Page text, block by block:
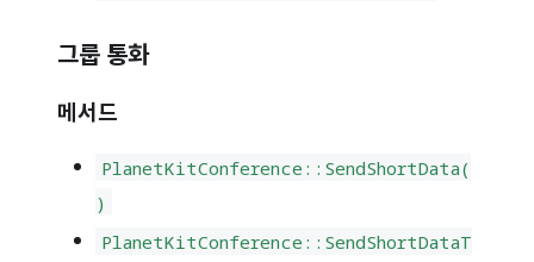
그룹 통화
메서드
PlanetKitConference :: SendShortData(
)
PlanetKitConference :: SendShortDataT